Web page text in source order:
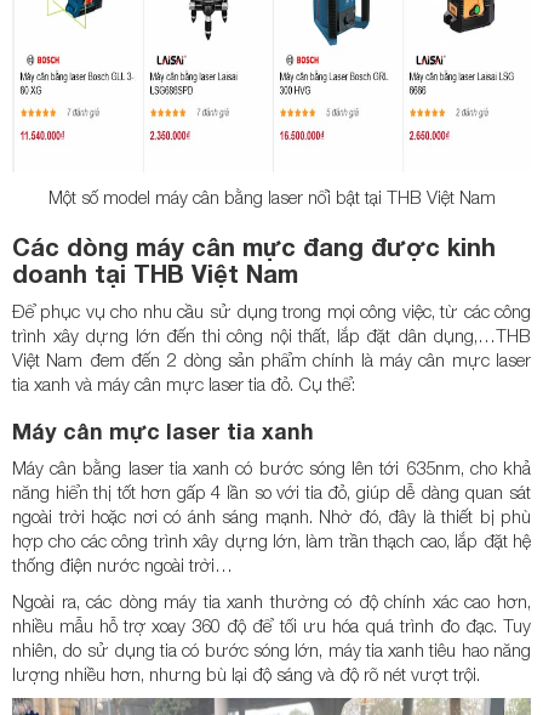
Một số model máy cân bằng laser nổi bật tại THB Việt Nam
Các dòng máy cân mực đang được kinh
doanh tại THB Việt Nam
Để phục vụ cho nhu cầu sử dụng trong mọi công việc, từ các công
trình xây dựng lớn đến thi công nội thất, lắp đặt dân dụng,…THB
Việt Nam đem đến 2 dòng sản phẩm chính là máy cân mực laser
tia xanh và máy cân mực laser tia đỏ. Cụ thể:
Máy cân mực laser tia xanh
Máy cân bằng laser tia xanh có bước sóng lên tới 635nm, cho khả
năng hiển thị tốt hơn gấp 4 lần so với tia đỏ, giúp dễ dàng quan sát
ngoài trời hoặc nơi có ánh sáng mạnh. Nhờ đó, đây là thiết bị phù
hợp cho các công trình xây dựng lớn, làm trần thạch cao, lắp đặt hệ
thống điện nước ngoài trời…
Ngoài ra, các dòng máy tia xanh thường có độ chính xác cao hơn,
nhiều mẫu hỗ trợ xoay 360 độ để tối ưu hóa quá trình đo đạc. Tuy
nhiên, do sử dụng tia có bước sóng lớn, máy tia xanh tiêu hao năng
lượng nhiều hơn, nhưng bù lại độ sáng và độ rõ nét vượt trội.